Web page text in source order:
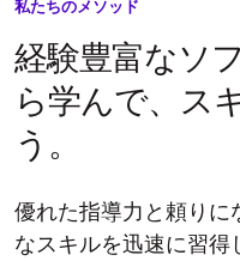
私たちのメソッド
経験豊富なソ
ら学んで、ス
う。
優れた指導力と頼りに
なスキルを迅速に習得